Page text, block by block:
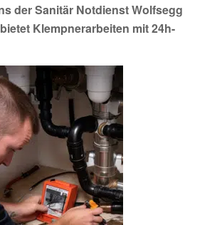
der Sanitär Notdienst Wolfsegg
Klempnerarbeiten mit 24h-